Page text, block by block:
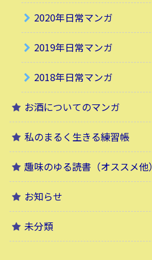
2020年日常マンガ
2019年日常マンガ
2018年日常マンガ
お酒についてのマンガ
私のまるく生きる練習帳
趣味のゆる読書（オススメ他）
お知らせ
未分類